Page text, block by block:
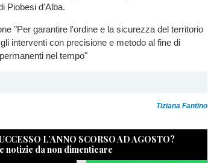
Piobesi d'Alba.
"Per garantire l'ordine e la sicurezza del territorio
interventi con precisione e metodo al fine di
nel tempo"
Tiziana Fantino
L’ANNO SCORSO AD AGOSTO?
notizie da non dimenticare